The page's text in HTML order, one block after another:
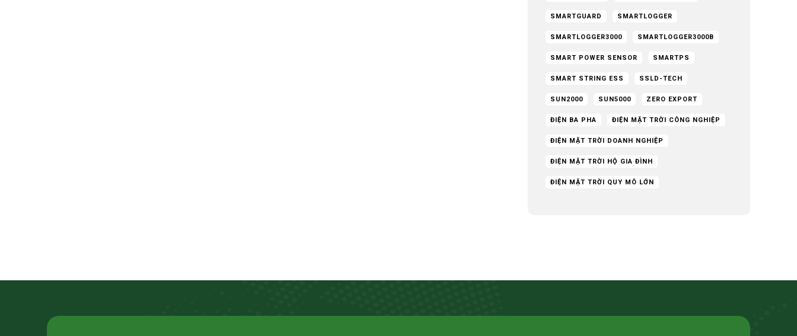
SMARTGUARD SMARTLOGGER
SMARTLOGGER3000 SMARTLOGGER3000B
SMART POWER SENSOR SMARTPS
SMART STRING ESS SSLD-TECH
SUN2000 SUN5000 ZERO EXPORT
ĐIỆN BA PHA ĐIỆN MẶT TRỜI CÔNG NGHIỆP
ĐIỆN MẶT TRỜI DOANH NGHIỆP
ĐIỆN MẶT TRỜI HỘ GIA ĐÌNH
ĐIỆN MẶT TRỜI QUY MÔ LỚN